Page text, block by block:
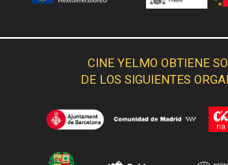
CINE YELMO OBTIENE
DE LOS SIGUIENTES